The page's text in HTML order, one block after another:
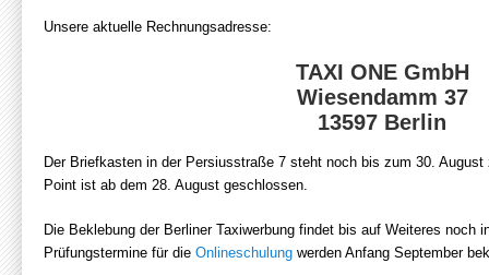
Unsere aktuelle Rechnungsadresse:
TAXI ONE GmbH
Wiesendamm 37
13597 Berlin
Der Briefkasten in der Persiusstraße 7 steht noch bis zum 30.
Point ist ab dem 28. August geschlossen.
Die Beklebung der Berliner Taxiwerbung findet bis auf Weiteres noch
Prüfungstermine für die Onlineschulung werden Anfang September